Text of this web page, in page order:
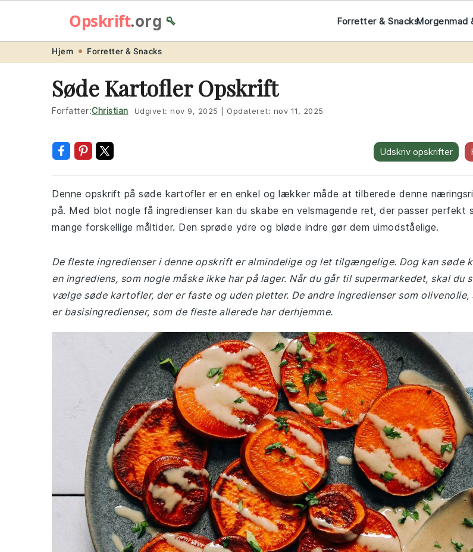
navigation
content
Opskrift.org🥄 Forretter & SnacksMorgenmad
Hjem Forretter & Snacks
Søde Kartofler Opskrift
Forfatter:Christian Udgivet: nov 9, 2025 Opdateret: nov 11, 2025
Udskriv opskrifter
Denne opskrift på søde kartofler er en enkel og lækker måde at tilberede denne
på. Med blot nogle få ingredienser kan du skabe en velsmagende ret, der passer perfekt
mange forskellige måltider. Den sprøde ydre og bløde indre gør dem uimodståelige.
De fleste ingredienser i denne opskrift er almindelige og let tilgængelige. Dog kan søde
en ingrediens, som nogle måske ikke har på lager. Når du går til supermarkedet, skal du
vælge søde kartofler, der er faste og uden pletter. De andre ingredienser som olivenolie,
er basisingredienser, som de fleste allerede har derhjemme.